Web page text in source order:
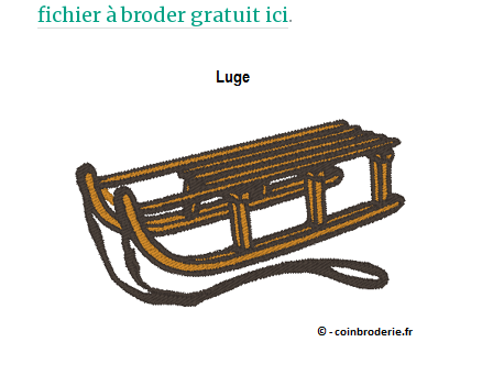
fichier à broder gratuit ici.